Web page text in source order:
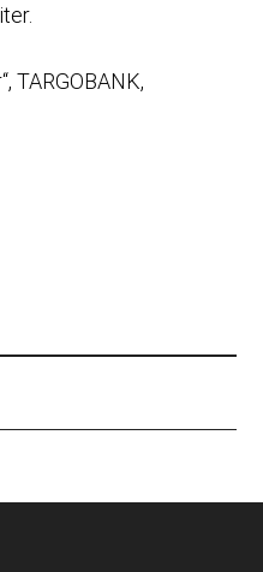
TARGOBANK,